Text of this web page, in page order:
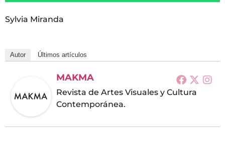
Sylvia Miranda
Autor Últimos artículos
MAKMA
Revista de Artes Visuales y Cultura
Contemporánea.